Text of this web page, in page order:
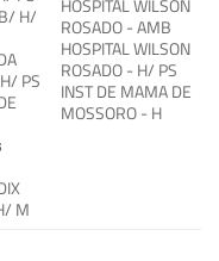
H/
PS
M
HOSPITAL WILSON
ROSADO - AMB
HOSPITAL WILSON
ROSADO - H/ PS
INST DE MAMA DE
MOSSORO - H